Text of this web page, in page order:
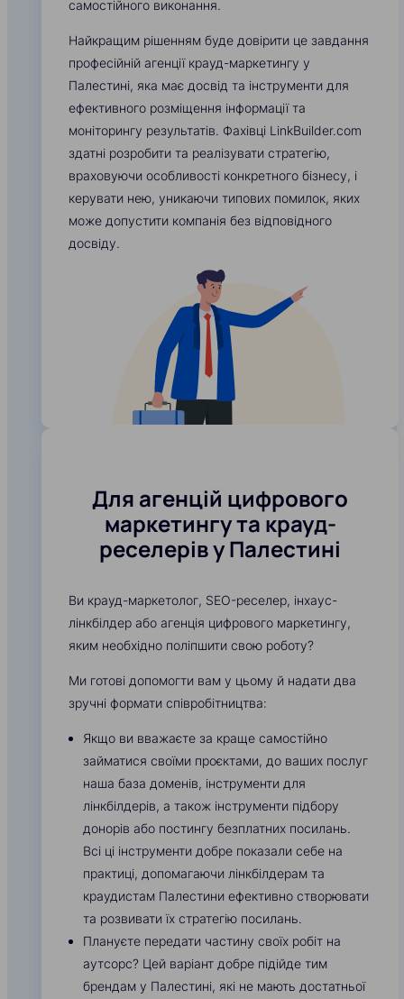
самостійного виконання.
Найкращим рішенням буде довірити це завдання
професійній агенції крауд-маркетингу у
Палестині, яка має досвід та інструменти для
ефективного розміщення інформації та
моніторингу результатів. Фахівці LinkBuilder.com
здатні розробити та реалізувати стратегію,
враховуючи особливості конкретного бізнесу, і
керувати нею, уникаючи типових помилок, яких
може допустити компанія без відповідного
досвіду.
Для агенцій цифрового
маркетингу та крауд-
реселерів у Палестині
Ви крауд-маркетолог, SEO-реселер, інхаус-
лінкбілдер або агенція цифрового маркетингу,
яким необхідно поліпшити свою роботу?
Ми готові допомогти вам у цьому й надати два
зручні формати співробітництва:
Якщо ви вважаєте за краще самостійно
займатися своїми проєктами, до ваших послуг
наша база доменів, інструменти для
лінкбілдерів, а також інструменти підбору
донорів або постингу безплатних посилань.
Всі ці інструменти добре показали себе на
практиці, допомагаючи лінкбілдерам та
краудистам Палестини ефективно створювати
та розвивати їх стратегію посилань.
Плануєте передати частину своїх робіт на
аутсорс? Цей варіант добре підійде тим
брендам у Палестині, які не мають достатньої